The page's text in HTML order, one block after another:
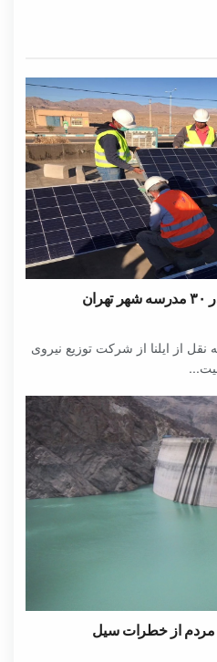
نقل از ایلنا از شرکت توزیع نیروی
از خطرات سیل